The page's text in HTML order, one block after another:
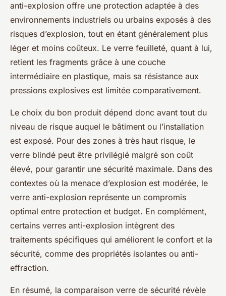
anti-explosion offre une protection adaptée à des
environnements industriels ou urbains exposés à des
risques d’explosion, tout en étant généralement plus
léger et moins coûteux. Le verre feuilleté, quant à lui,
retient les fragments grâce à une couche
intermédiaire en plastique, mais sa résistance aux
pressions explosives est limitée comparativement.
Le choix du bon produit dépend donc avant tout du
niveau de risque auquel le bâtiment ou l’installation
est exposé. Pour des zones à très haut risque, le
verre blindé peut être privilégié malgré son coût
élevé, pour garantir une sécurité maximale. Dans des
contextes où la menace d’explosion est modérée, le
verre anti-explosion représente un compromis
optimal entre protection et budget. En complément,
certains verres anti-explosion intègrent des
traitements spécifiques qui améliorent le confort et la
sécurité, comme des propriétés isolantes ou anti-
effraction.
En résumé, la comparaison verre de sécurité révèle